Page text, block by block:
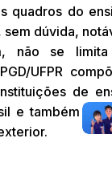
quadros do
dúvida,
não se limita
UFPR
de
e também